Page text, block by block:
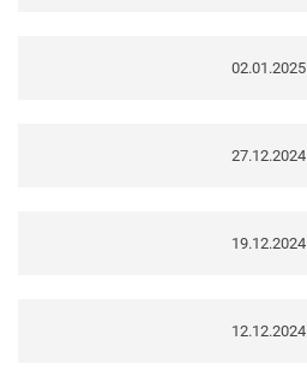
02.01.2025
27.12.2024
19.12.2024
12.12.2024